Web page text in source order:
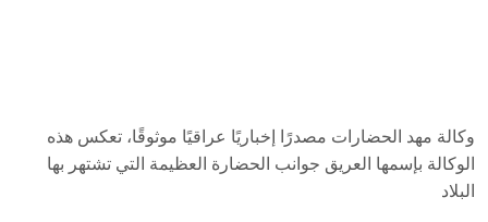
وكالة مهد الحضارات مصدرًا إخباريًا عراقيًا موثوقًا، تعكس هذه
الوكالة بإسمها العريق جوانب الحضارة العظيمة التي تشتهر بها
البلاد